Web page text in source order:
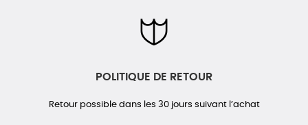
POLITIQUE DE RETOUR
Retour possible dans les 30 jours suivant l’achat